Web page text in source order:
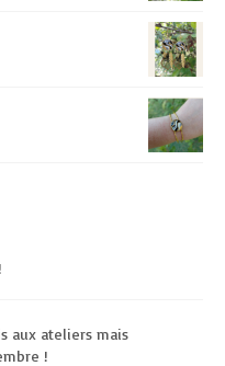
aux ateliers mais
!